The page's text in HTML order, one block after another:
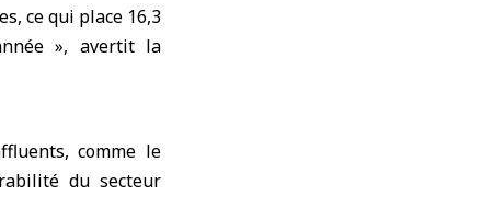
ce qui place 16,3
», avertit la
comme le
du secteur